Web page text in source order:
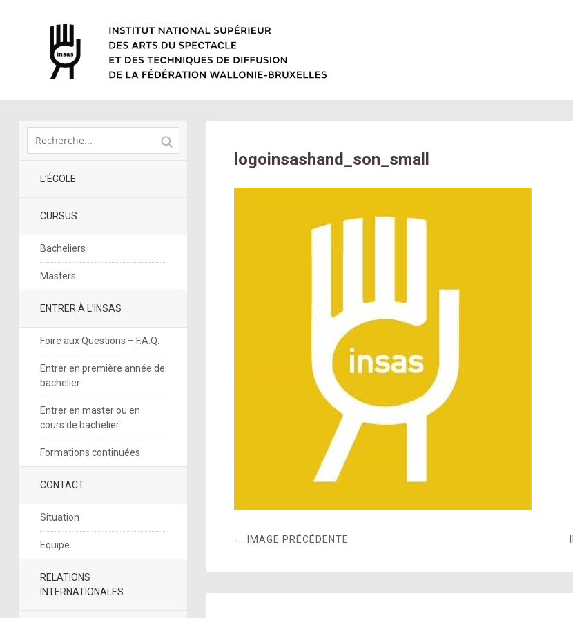
L’ÉCOLE
CURSUS
Bacheliers
Masters
ENTRER À L’INSAS
Foire aux Questions – F.A.Q.
Entrer en première année de
bachelier
Entrer en master ou en
cours de bachelier
Formations continuées
CONTACT
Situation
Equipe
RELATIONS
INTERNATIONALES
logoinsashand_son_small
← IMAGE PRÉCÉDENTE